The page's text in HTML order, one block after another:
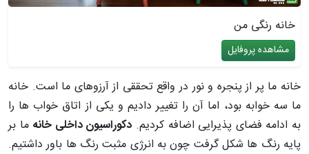
خانه رنگی من
مشاهده پروفایل
خانه ما پر از پنجره و نور در واقع تحققی از آرزوهای ما است. خانه
ما سه خوابه بود، اما آن را تغییر دادیم و یکی از اتاق خواب ها را
به ادامه فضای پذیرایی اضافه کردیم. دکوراسیون داخلی خانه ما بر
پایه رنگ ها شکل گرفت چون به انرژی مثبت رنگ ها باور داشتیم.